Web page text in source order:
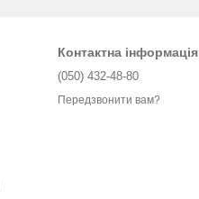
Контактна інформація
(050) 432-48-80
Передзвонити вам?